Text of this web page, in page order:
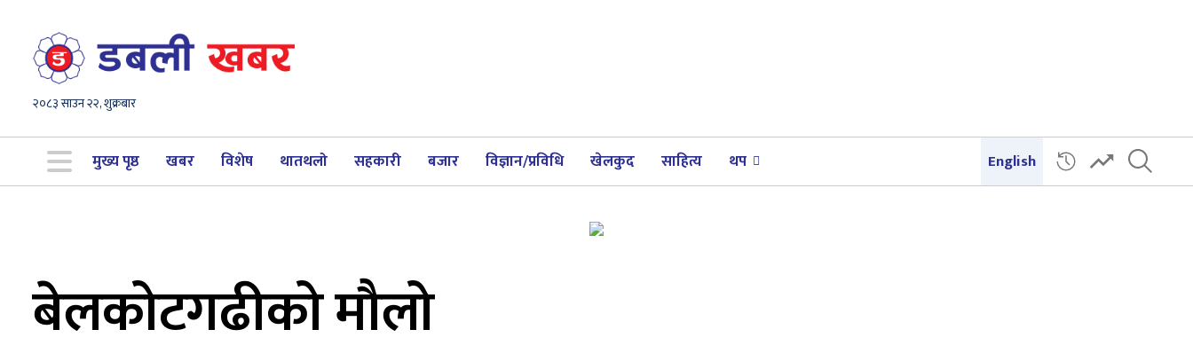
२०८३ साउन २२, शुक्रबार
मुख्य पृष्ठ खबर विशेष थातथलो सहकारी बजार विज्ञान/प्रविधि खेलकुद साहित्य थप English
बेलकोटगढीको मौलो